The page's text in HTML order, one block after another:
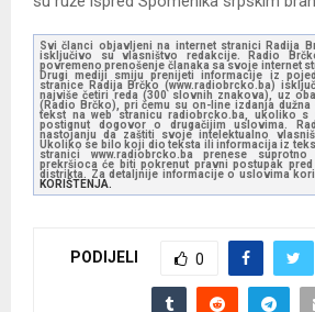
Svi članci objavljeni na internet stranici Radija
isključivo su vlasništvo redakcije. Radio
povremeno prenošenje članaka sa svoje internet
Drugi mediji smiju prenijeti informacije iz
stranice Radija Brčko (www.radiobrcko.ba)
najviše četiri reda (300 slovnih znakova), uz
(Radio Brčko), pri čemu su on-line izdanja
tekst na web stranicu radiobrcko.ba, ukoliko s
postignut dogovor o drugačijim uslovima.
nastojanju da zaštiti svoje intelektualno
Ukoliko se bilo koji dio teksta ili informacija iz
stranici www.radiobrcko.ba prenese
prekršioca će biti pokrenut pravni postupak
distrikta. Za detaljnije informacije o uslovima
KORIŠTENJA.
PODIJELI 0